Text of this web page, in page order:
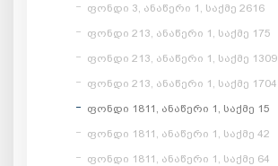
ფონდი 3, ანაწერი 1, საქმე 2616
ფონდი 213, ანაწერი 1, საქმე 175
ფონდი 213, ანაწერი 1, საქმე 1309
ფონდი 213, ანაწერი 1, საქმე 1704
ფონდი 1811, ანაწერი 1, საქმე 15
ფონდი 1811, ანაწერი 1, საქმე 42
ფონდი 1811, ანაწერი 1, საქმე 64